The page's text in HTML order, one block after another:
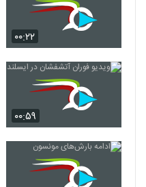
۰۰:۲۲
۰۰:۵۹